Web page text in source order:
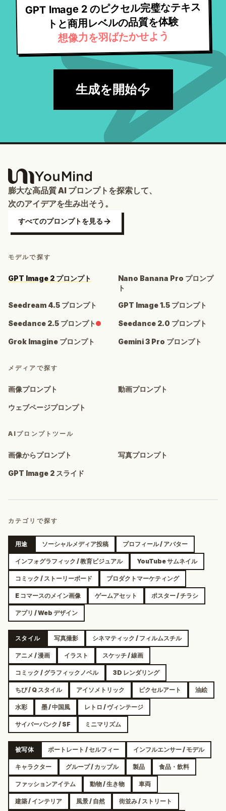
GPT Image 2 のピクセル完璧なテキス
トと商用レベルの品質を体験
想像力を羽ばたかせよう
生成を開始
膨大な高品質 AI プロンプトを探索して、
次のアイデアを生み出そう。
すべてのプロンプトを見る
モデルで探す
GPT Image 2 プロンプト
Nano Banana Pro プロンプ
ト
Seedream 4.5 プロンプト
GPT Image 1.5 プロンプト
Seedance 2.5 プロンプト Seedance 2.0 プロンプト
Grok Imagine プロンプト Gemini 3 Pro プロンプト
メディアで探す
画像プロンプト 動画プロンプト
ウェブページプロンプト
AIプロンプトツール
画像からプロンプト 写真プロンプト
GPT Image 2 スライド
カテゴリで探す
用途 ソーシャルメディア投稿 プロフィール / アバター
インフォグラフィック / 教育ビジュアル YouTube サムネイル
コミック / ストーリーボード プロダクトマーケティング
E コマースのメイン画像 ゲームアセット ポスター / チラシ
アプリ / Web デザイン
スタイル 写真撮影 シネマティック / フィルムスチル
アニメ / 漫画 イラスト スケッチ / 線画
コミック / グラフィックノベル 3D レンダリング
ちび / Q スタイル アイソメトリック ピクセルアート 油絵
水彩 墨 / 中国風 レトロ / ヴィンテージ
サイバーパンク / SF ミニマリズム
被写体 ポートレート / セルフィー インフルエンサー / モデル
キャラクター グループ / カップル 製品 食品・飲料
ファッションアイテム 動物 / 生き物 車両
建築 / インテリア 風景 / 自然 街並み / ストリート